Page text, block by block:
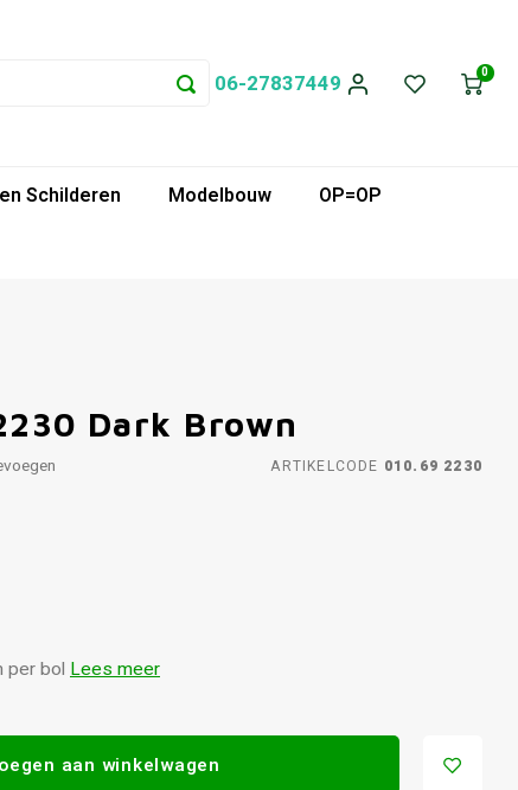
06-27837449 0
Schilderen Modelbouw
OP=OP
Dark Brown
ARTIKELCODE 010.69 2230
per bol Lees meer
aan winkelwagen